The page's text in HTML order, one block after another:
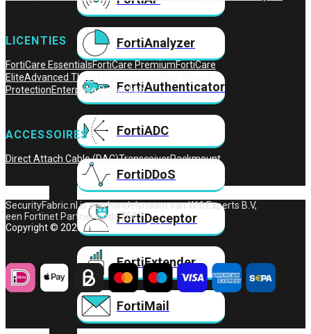
FortiAnalyzer
FortiAuthenticator
FortiADC
FortiDDoS
FortiDeceptor
FortiExtender
FortiMail
LICENTIES
FortiCare EssentialsFortiCare PremiumFortiCare
EliteAdvanced Threat Protection
ProtectionEnterprise Protection
ACCESSOIRES
Direct Attach Cable (DAC)TransceiverRackmount
SecurityFabric.nl is een handelsnaam van Wifi Experts B.V,
een Fortinet Partner sinds 2007.
Copyright © 2026 – Wifi Experts B.V.